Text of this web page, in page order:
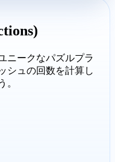
ニークなパズルプラ
シュの回数を計算し
。